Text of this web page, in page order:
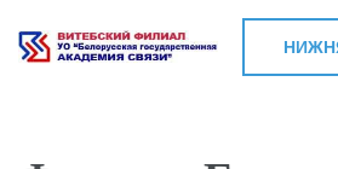
Витебский